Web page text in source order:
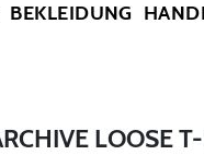
BEKLEIDUNG
LOOSE